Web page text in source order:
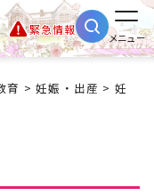
緊急情報
メニュー
育 >妊娠・出産 > 妊